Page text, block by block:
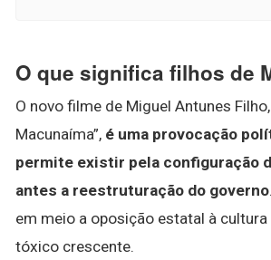
O que significa filhos de
O novo filme de Miguel Antunes
Macunaíma”, é uma provocação
permite existir pela configuração
antes a reestruturação do governo
em meio a oposição estatal à
tóxico crescente.